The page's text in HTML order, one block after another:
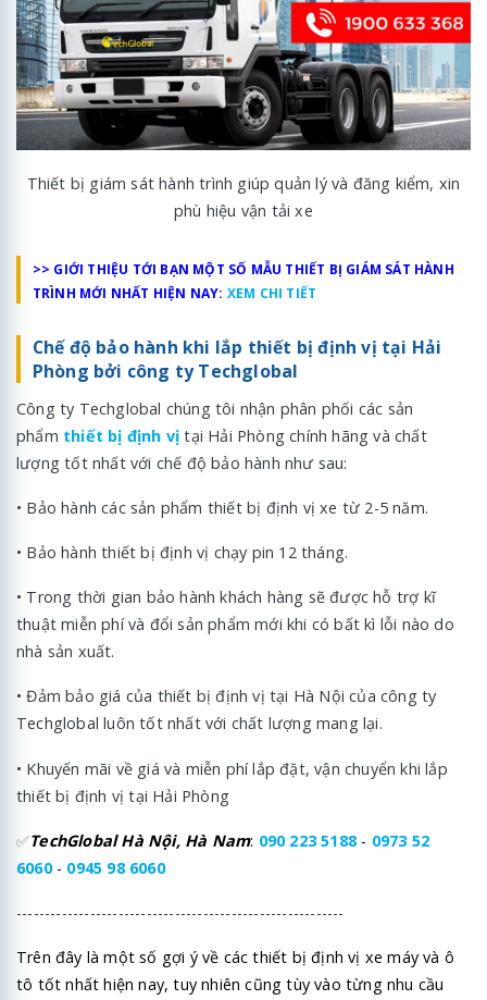
Thiết bị giám sát hành trình giúp quản lý và đăng kiểm, xin
phù hiệu vận tải xe
>> GIỚI THIỆU TỚI BẠN MỘT SỐ MẪU THIẾT BỊ GIÁM SÁT HÀNH
TRÌNH MỚI NHẤT HIỆN NAY: XEM CHI TIẾT
Chế độ bảo hành khi lắp thiết bị định vị tại Hải
Phòng bởi công ty Techglobal
Công ty Techglobal chúng tôi nhận phân phối các sản
phẩm thiết bị định vị tại Hải Phòng chính hãng và chất
lượng tốt nhất với chế độ bảo hành như sau:
• Bảo hành các sản phẩm thiết bị định vị xe từ 2-5 năm.
• Bảo hành thiết bị định vị chạy pin 12 tháng.
• Trong thời gian bảo hành khách hàng sẽ được hỗ trợ kĩ
thuật miễn phí và đổi sản phẩm mới khi có bất kì lỗi nào do
nhà sản xuất.
• Đảm bảo giá của thiết bị định vị tại Hà Nội của công ty
Techglobal luôn tốt nhất với chất lượng mang lại.
• Khuyến mãi về giá và miễn phí lắp đặt, vận chuyển khi lắp
thiết bị định vị tại Hải Phòng
✅TechGlobal Hà Nội, Hà Nam: 090 223 5188- 0973 52
6060- 0945 98 6060
----------------------------------------------------------
Trên đây là một số gợi ý về các thiết bị định vị xe máy và ô
tô tốt nhất hiện nay, tuy nhiên cũng tùy vào từng nhu cầu